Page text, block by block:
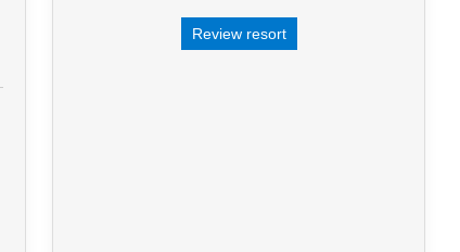
Review resort